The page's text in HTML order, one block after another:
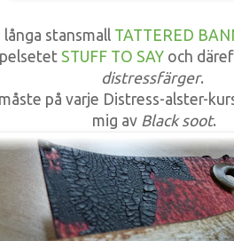
stansmall TATTERED
STUFF TO SAYoch
distressfärger.
på varje Distress-alster-
mig av Black soot.